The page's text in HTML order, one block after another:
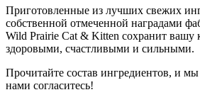
Приготовленные из лучших свежих
собственной отмеченной наградами
Wild Prairie Cat & Kitten сохранит вашу
здоровыми, счастливыми и сильными.
Прочитайте состав ингредиентов, и
нами согласитесь!